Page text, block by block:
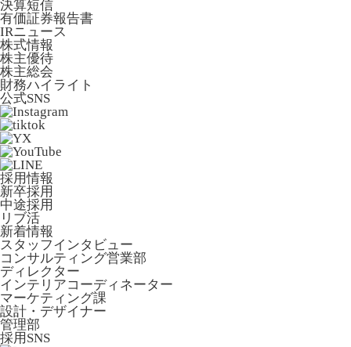
決算短信
有価証券報告書
IRニュース
株式情報
株主優待
株主総会
財務ハイライト
公式SNS
採用情報
新卒採用
中途採用
リブ活
新着情報
スタッフインタビュー
コンサルティング営業部
ディレクター
インテリアコーディネーター
マーケティング課
設計・デザイナー
管理部
採用SNS